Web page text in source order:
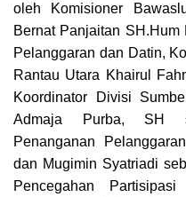
oleh Komisioner
Bernat Panjaitan
Pelanggaran dan Datin,
Rantau Utara Khairul
Koordinator Divisi
Admaja Purba, SH
Penanganan
dan Mugimin Syatriadi
Pencegahan